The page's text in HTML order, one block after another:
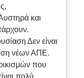
και
Δεν είναι
νέων ΑΠΕ.
που
πολύ